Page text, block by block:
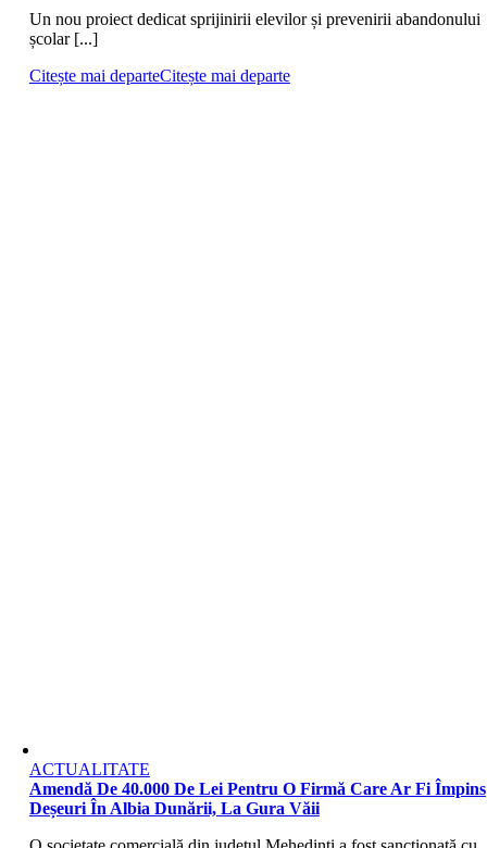
Un nou proiect dedicat sprijinirii elevilor și prevenirii abandonului
școlar [...]
Citește mai departeCitește mai departe
ACTUALITATE
Amendă De 40.000 De Lei Pentru O Firmă Care Ar Fi Împins
Deșeuri În Albia Dunării, La Gura Văii